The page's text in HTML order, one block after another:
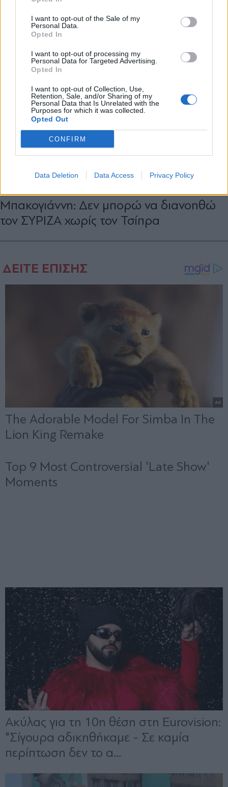
I want to opt-out of the Sale of my
Personal Data.
Opted In
I want to opt-out of processing my
Personal Data for Targeted Advertising.
Opted In
I want to opt-out of Collection, Use,
Retention, Sale, and/or Sharing of my
Personal Data that Is Unrelated with the
Purposes for which it was collected.
Opted Out
CONFIRM
Data Deletion Data Access Privacy Policy
ΠΟΛΙΤΙΚΗ 28.06.2023 10:23
Μπακογιάννη: Δεν μπορώ να διανοηθώ
τον ΣΥΡΙΖΑ χωρίς τον Τσίπρα
και την πολιτική απορρήτου
X